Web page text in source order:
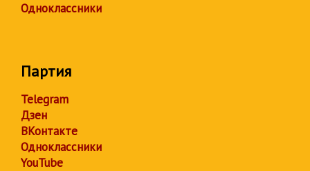
Одноклассники
Партия
Telegram
Дзен
ВКонтакте
Одноклассники
YouTube